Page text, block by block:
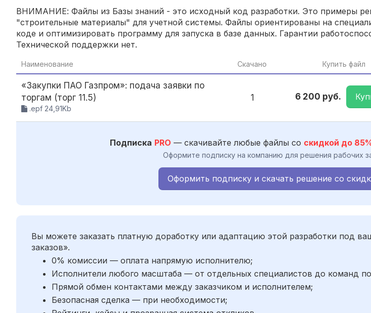
ВНИМАНИЕ: Файлы из Базы знаний - это исходный код разработки. Это примеры
"строительные материалы" для учетной системы. Файлы ориентированы на
коде и оптимизировать программу для запуска в базе данных. Гарантии
Технической поддержки нет.
Наименование Скачано Купить файл
«Закупки ПАО Газпром»: подача заявки по
торгам (торг 11.5)
.epf 24,91Kb
1 6 200 руб.
Подписка PRO — скачивайте любые файлы со скидкой до
Оформите подписку на компанию для решения рабочих
Оформить подписку и скачать решение со
Вы можете заказать платную доработку или адаптацию этой разработки под
заказов».
0% комиссии — оплата напрямую исполнителю;
Исполнители любого масштаба — от отдельных специалистов до команд
Прямой обмен контактами между заказчиком и исполнителем;
Безопасная сделка — при необходимости;